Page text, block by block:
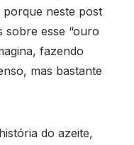
neste post
sobre esse “ouro
fazendo
mas bastante
do azeite,